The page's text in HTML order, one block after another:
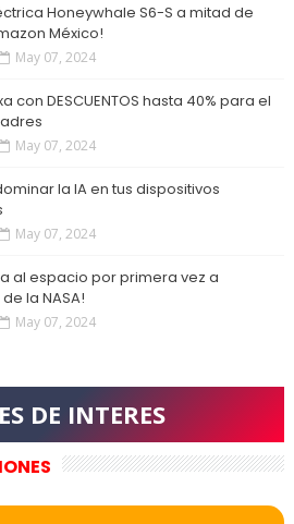
Honeywhale S6-S a mitad de
México!
May 07, 2024
con DESCUENTOS hasta 40% para el
May 07, 2024
la IA en tus dispositivos
May 07, 2024
al espacio por primera vez a
la NASA!
May 07, 2024